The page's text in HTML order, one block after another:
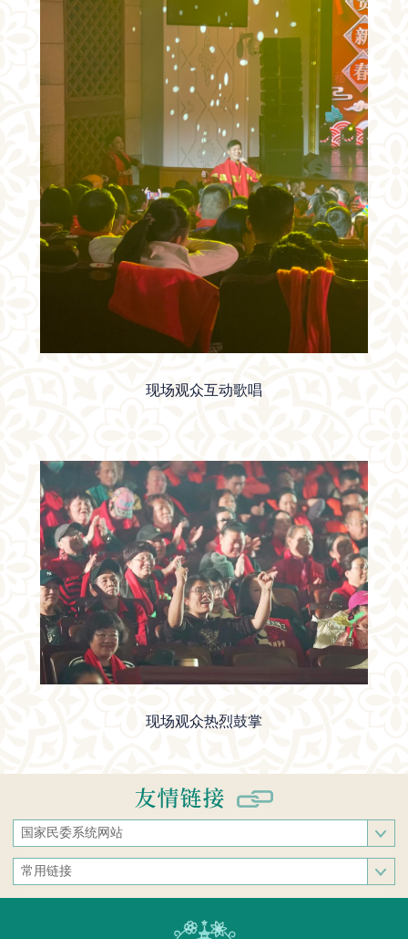
现场观众互动歌唱
现场观众热烈鼓掌
国家民委系统网站
国家民族事务委员会
中央民族大学
常用链接
中央统战部